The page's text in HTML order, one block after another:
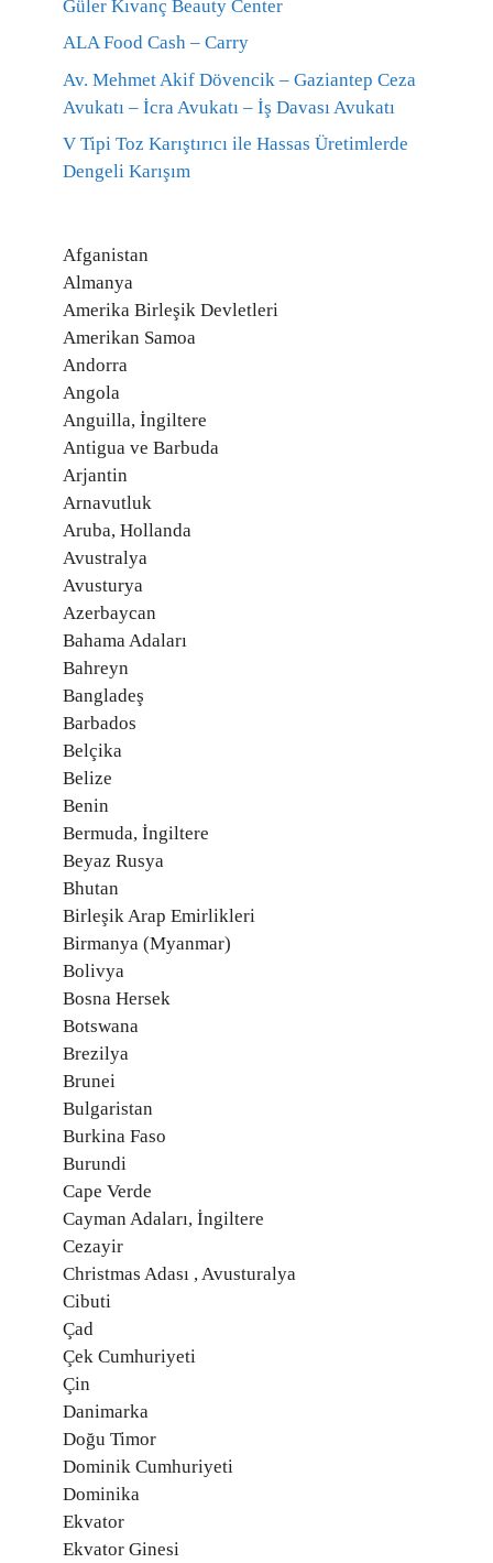
Güler Kıvanç Beauty Center
ALA Food Cash – Carry
Av. Mehmet Akif Dövencik – Gaziantep Ceza
Avukatı – İcra Avukatı – İş Davası Avukatı
V Tipi Toz Karıştırıcı ile Hassas Üretimlerde
Dengeli Karışım
Afganistan
Almanya
Amerika Birleşik Devletleri
Amerikan Samoa
Andorra
Angola
Anguilla, İngiltere
Antigua ve Barbuda
Arjantin
Arnavutluk
Aruba, Hollanda
Avustralya
Avusturya
Azerbaycan
Bahama Adaları
Bahreyn
Bangladeş
Barbados
Belçika
Belize
Benin
Bermuda, İngiltere
Beyaz Rusya
Bhutan
Birleşik Arap Emirlikleri
Birmanya (Myanmar)
Bolivya
Bosna Hersek
Botswana
Brezilya
Brunei
Bulgaristan
Burkina Faso
Burundi
Cape Verde
Cayman Adaları, İngiltere
Cezayir
Christmas Adası , Avusturalya
Cibuti
Çad
Çek Cumhuriyeti
Çin
Danimarka
Doğu Timor
Dominik Cumhuriyeti
Dominika
Ekvator
Ekvator Ginesi